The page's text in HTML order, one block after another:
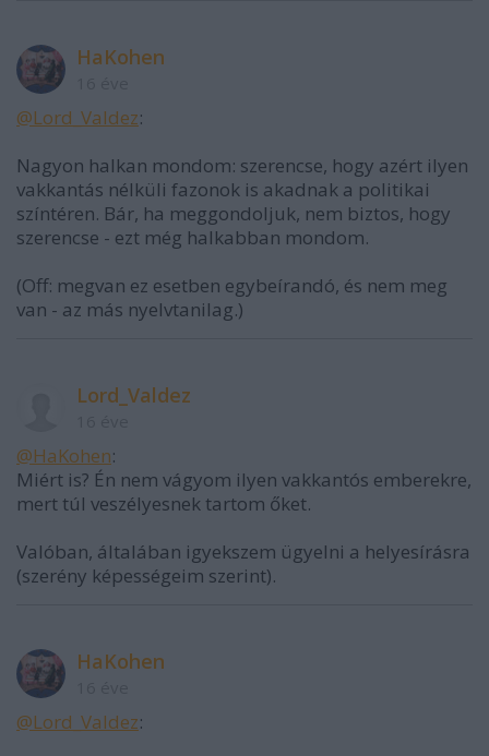
HaKohen
@Lord_Valdez:
Nagyon halkan mondom: szerencse, hogy azért ilyen
vakkantás nélküli fazonok is akadnak a politikai
színtéren. Bár, ha meggondoljuk, nem biztos, hogy
szerencse - ezt még halkabban mondom.
(Off: megvan ez esetben egybeírandó, és nem meg
van - az más nyelvtanilag.)
Lord_Valdez
@HaKohen:
Miért is? Én nem vágyom ilyen vakkantós emberekre,
mert túl veszélyesnek tartom őket.
Valóban, általában igyekszem ügyelni a helyesírásra
(szerény képességeim szerint).
HaKohen
@Lord_Valdez: